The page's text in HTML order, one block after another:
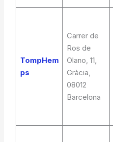
TompHem
ps
Carrer de
Ros de
Olano, 11,
Gràcia,
08012
Barcelona